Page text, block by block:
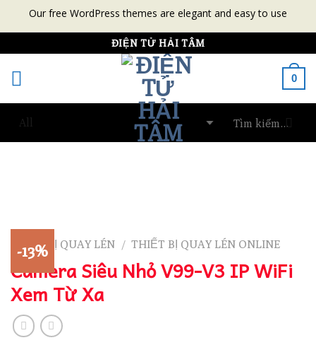
content
ĐIỆN TỬ HẢI TÂM
0
-13%
THIẾT BỊ QUAY LÉN / THIẾT BỊ QUAY LÉN ONLINE
Camera Siêu Nhỏ V99-V3 IP WiFi
Xem Từ Xa
Our free WordPress themes are elegant and easy to use